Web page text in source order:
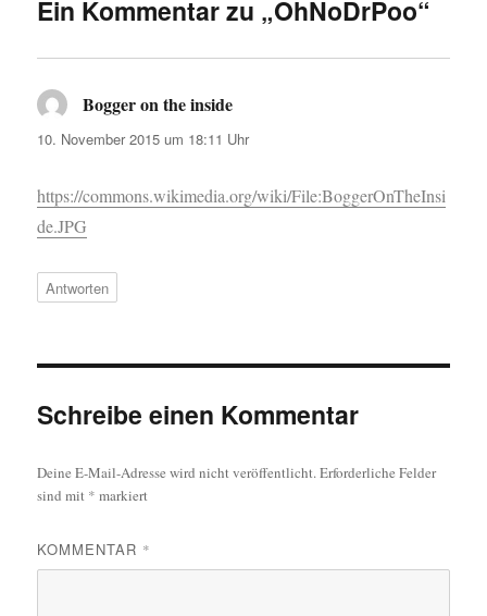
Ein Kommentar zu „OhNoDrPoo“
Bogger on the inside
10. November 2015 um 18:11 Uhr
https://commons.wikimedia.org/wiki/File:BoggerOnTheInsi
de.JPG
Antworten
Schreibe einen Kommentar
Deine E-Mail-Adresse wird nicht veröffentlicht. Erforderliche Felder
sind mit * markiert
KOMMENTAR *